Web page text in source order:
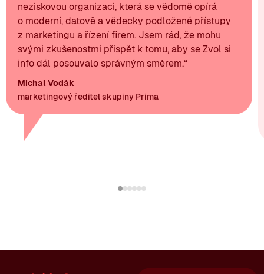
neziskovou organizaci, která se vědomě opírá
o moderní, datově a vědecky podložené přístupy
z marketingu a řízení firem. Jsem rád, že mohu
svými zkušenostmi přispět k tomu, aby se Zvol si
info dál posouvalo správným směrem.“
Michal Vodák
marketingový ředitel skupiny Prima